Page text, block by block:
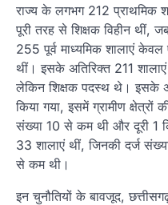
राज्य के लगभग 212 प्राथमिक
पूरी तरह से शिक्षक विहीन थीं,
255 पूर्व माध्यमिक शालाएं
थीं। इसके अतिरिक्त 211
लेकिन शिक्षक पदस्थ थे। इसके
किया गया, इसमें ग्रामीण क्षेत्रों
संख्या 10 से कम थी और दूरी 1
33 शालाएं थीं, जिनकी दर्ज
से कम थी।
इन चुनौतियों के बावजूद,